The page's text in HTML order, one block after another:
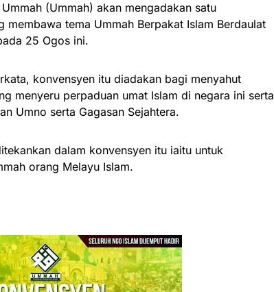
(Ummah) akan mengadakan satu
membawa tema Ummah Berpakat Islam Berdaulat
25 Ogos ini.
konvensyen itu diadakan bagi menyahut
menyeru perpaduan umat Islam di negara ini serta
Umno serta Gagasan Sejahtera.
dalam konvensyen itu iaitu untuk
orang Melayu Islam.